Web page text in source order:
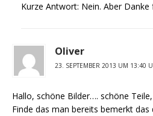
Kurze Antwort: Nein. Aber
Oliver
23. SEPTEMBER 2013 UM 13:40
Hallo, schöne Bilder…. schöne
Finde das man bereits bemerkt